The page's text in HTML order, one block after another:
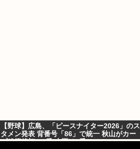
【野球】広島、「ピースナイター2026」のス
タメン発表 背番号「86」で統一 秋山がカー
プ移籍後初の4番 小園は6番